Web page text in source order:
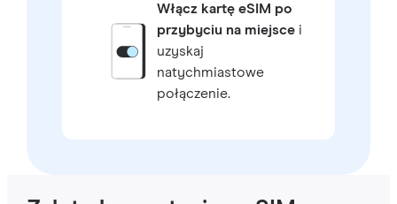
Włącz kartę eSIM po
przybyciu na miejscei
uzyskaj
natychmiastowe
połączenie.